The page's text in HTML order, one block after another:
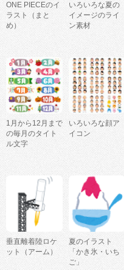
ONE PIECEのイ
ラスト（まと
め）
いろいろな夏の
イメージのライ
ン素材
1月から12月まで
の毎月のタイト
ル文字
いろいろな顔ア
イコン
垂直離着陸ロケ
ット（アーム）
夏のイラスト
「かき氷・いち
ご」